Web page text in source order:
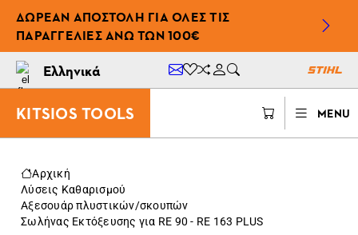
ΔΩΡΕΆΝ ΑΠΟΣΤΟΛΉ ΓΙΑ ΌΛΕΣ ΤΙΣ
ΠΑΡΑΓΓΕΛΊΕΣ ΆΝΩ ΤΩΝ 100€
Ελληνικά
KITSIOS TOOLS MENU
Αρχική
Λύσεις Καθαρισμού
Αξεσουάρ πλυστικών/σκουπών
Σωλήνας Εκτόξευσης για RE 90 - RE 163 PLUS